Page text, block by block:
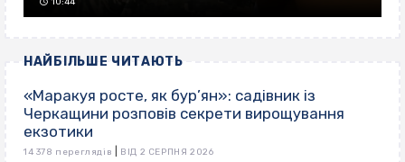
НАЙБІЛЬШЕ ЧИТАЮТЬ
«Маракуя росте, як бур’ян»: садівник із
Черкащини розповів секрети вирощування
екзотики
14 378 переглядів ВІД 2 СЕРПНЯ 2026